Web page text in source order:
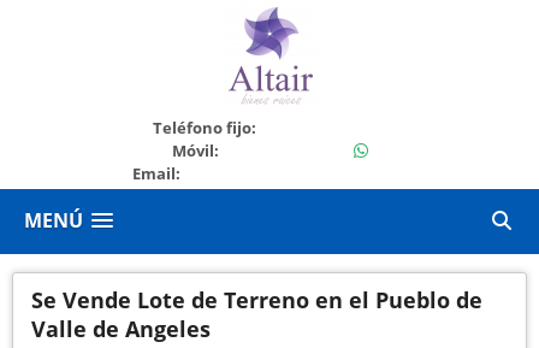
Teléfono fijo:
Móvil: +50498002237
Email:
MENÚ
Se Vende Lote de Terreno en el Pueblo de
Valle de Angeles